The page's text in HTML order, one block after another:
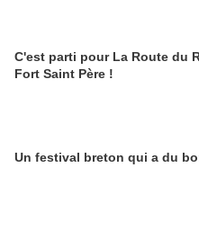
C'est parti pour La Route du
Fort Saint Père !
Un festival breton qui a du